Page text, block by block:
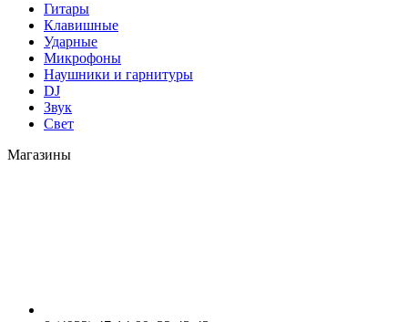
Гитары
Клавишные
Ударные
Микрофоны
Наушники и гарнитуры
DJ
Звук
Свет
Магазины